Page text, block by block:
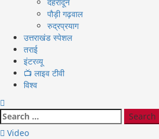
पौड़ी गढ़वाल
रुद्रप्रयाग
उत्तराखंड स्पेशल
तराई
इंटरव्यू
📺 लाइव टीवी
विश्व
Search
for:
Video